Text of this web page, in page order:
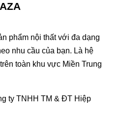
phẩm nội thất với đa dạng
nhu cầu của bạn. Là hệ
toàn khu vực Miền Trung
ty TNHH TM & ĐT Hiệp